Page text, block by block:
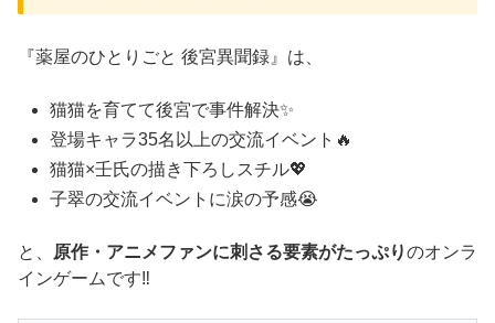
『薬屋のひとりごと 後宮異聞録』は、
猫猫を育てて後宮で事件解決✨
登場キャラ35名以上の交流イベント🔥
猫猫×壬氏の描き下ろしスチル💖
子翠の交流イベントに涙の予感😭
と、 原作・アニメファンに刺さる要素がたっぷりのオンラ
インゲームです‼️